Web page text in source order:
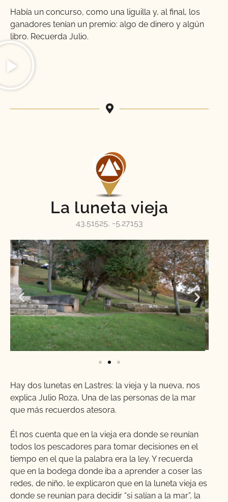
Había un concurso, como una liguilla y, al final, los
ganadores tenían un premio: algo de dinero y algún
libro. Recuerda Julio.
La luneta vieja
43.51525, -5.27153
Hay dos lunetas en Lastres: la vieja y la nueva, nos
explica Julio Roza, Una de las personas de la mar
que más recuerdos atesora.
Él nos cuenta que en la vieja era donde se reunían
todos los pescadores para tomar decisiones en el
tiempo en el que la palabra era la ley. Y recuerda
que en la bodega donde iba a aprender a coser las
redes, de niño, le explicaron que en la luneta vieja es
donde se reunían para decidir “si salían a la mar”, la